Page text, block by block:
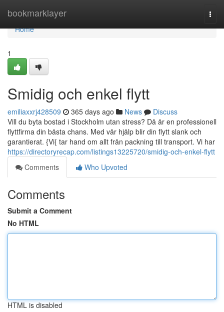
bookmarklayer
Home
Home
1
Smidig och enkel flytt
emiliaxxrj428509 365 days ago News
Discuss
Vill du byta bostad i Stockholm utan stress? Då är en professionell
flyttfirma din bästa chans. Med vår hjälp blir din flytt slank och
garantierat. {Vi{ tar hand om allt från packning till transport. Vi har
https://directoryrecap.com/listings13225720/smidig-och-enkel-flytt
Comments
Who Upvoted
Comments
Submit a Comment
No HTML
HTML is disabled